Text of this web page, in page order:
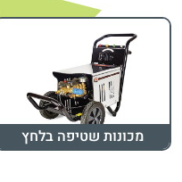
מכונות שטיפה בלחץ